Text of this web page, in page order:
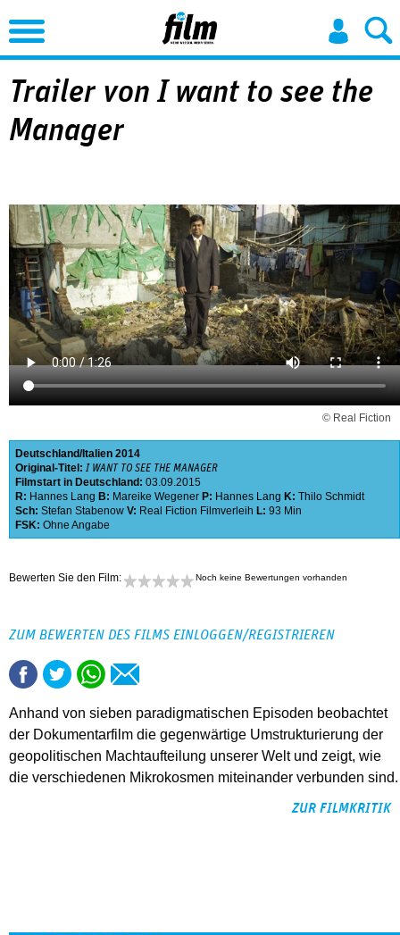
Jump to Navigation
Trailer von I want to see the
Manager
© Real Fiction
Deutschland Italien 2014
Original-Titel: I WANT TO SEE THE MANAGER
Filmstart in Deutschland: 03.09.2015
R: Hannes Lang B: Mareike Wegener P: Hannes Lang K: Thilo Schmidt
Sch: Stefan Stabenow V: Real Fiction Filmverleih L: 93 Min
FSK: Ohne Angabe
Bewerten Sie den Film: Noch keine Bewertungen vorhanden
ZUM BEWERTEN DES FILMS EINLOGGEN/REGISTRIEREN
Anhand von sieben paradigmatischen Episoden beobachtet
der Dokumentarfilm die gegenwärtige Umstrukturierung der
geopolitischen Machtaufteilung unserer Welt und zeigt, wie
die verschiedenen Mikrokosmen miteinander verbunden sind.
ZUR FILMKRITIK